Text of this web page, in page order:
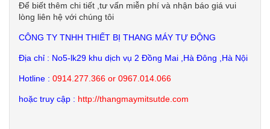
Để biết thêm chi tiết ,tư vấn miễn phí và nhận báo giá vui
lòng liên hệ với chúng tôi
CÔNG TY TNHH THIẾT BỊ THANG MÁY TỰ ĐỘNG
Địa chỉ : No5-lk29 khu dịch vụ 2 Đồng Mai ,Hà Đông ,Hà Nội
Hotline : 0914.277.366 or 0967.014.066
hoặc truy cập : http://thangmaymitsutde.com